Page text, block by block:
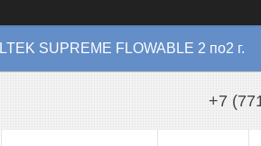
SUPREME FLOWABLE 2 по2 г.
+7